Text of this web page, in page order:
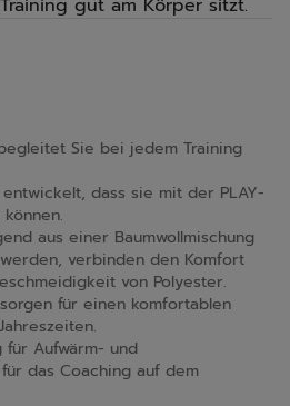
gut am Körper sitzt.
Sie bei jedem Training
dass sie mit der PLAY-
aus einer Baumwollmischung
verbinden den Komfort
von Polyester.
für einen komfortablen
Aufwärm- und
das Coaching auf dem